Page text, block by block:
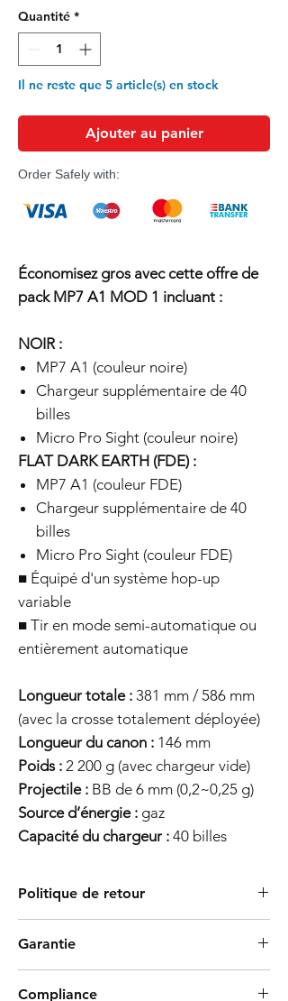
Quantité *
Il ne reste que 5 article(s) en stock
Ajouter au panier
Order Safely with:
Économisez gros avec cette offre de
pack MP7 A1 MOD 1 incluant :
NOIR :
MP7 A1 (couleur noire)
Chargeur supplémentaire de 40
billes
Micro Pro Sight (couleur noire)
FLAT DARK EARTH (FDE) :
MP7 A1 (couleur FDE)
Chargeur supplémentaire de 40
billes
Micro Pro Sight (couleur FDE)
■ Équipé d'un système hop-up
variable
■ Tir en mode semi-automatique ou
entièrement automatique
Longueur totale : 381 mm / 586 mm
(avec la crosse totalement déployée)
Longueur du canon : 146 mm
Poids : 2 200 g (avec chargeur vide)
Projectile : BB de 6 mm (0,2~0,25 g)
Source d’énergie : gaz
Capacité du chargeur : 40 billes
Politique de retour
leur processus de fabrication de haute
qualité et leur fiabilité. Cependant, si vous
découvrez un défaut empêchant le produit
Garantie
pistolets Airsoft
Compliance